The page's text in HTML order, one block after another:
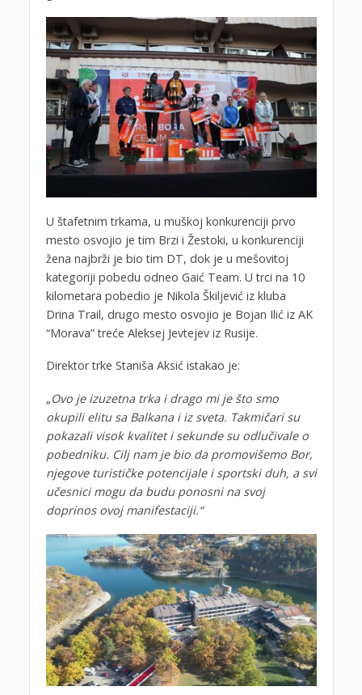
U štafetnim trkama, u muškoj konkurenciji prvo
mesto osvojio je tim Brzi i Žestoki, u konkurenciji
žena najbrži je bio tim DT, dok je u mešovitoj
kategoriji pobedu odneo Gaić Team. U trci na 10
kilometara pobedio je Nikola Škiljević iz kluba
Drina Trail, drugo mesto osvojio je Bojan Ilić iz AK
“Morava” treće Aleksej Jevtejev iz Rusije.
Direktor trke Staniša Aksić istakao je:
„Ovo je izuzetna trka i drago mi je što smo
okupili elitu sa Balkana i iz sveta. Takmičari su
pokazali visok kvalitet i sekunde su odlučivale o
pobedniku. Cilj nam je bio da promovišemo Bor,
njegove turističke potencijale i sportski duh, a svi
učesnici mogu da budu ponosni na svoj
doprinos ovoj manifestaciji.“